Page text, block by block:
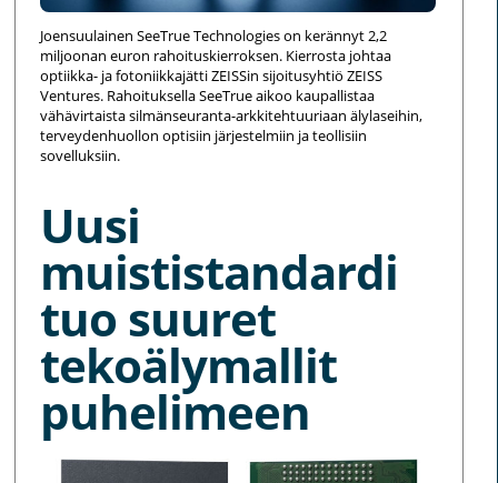
Joensuulainen SeeTrue Technologies on kerännyt 2,2
miljoonan euron rahoituskierroksen. Kierrosta johtaa
optiikka- ja fotoniikkajätti ZEISSin sijoitusyhtiö ZEISS
Ventures. Rahoituksella SeeTrue aikoo kaupallistaa
vähävirtaista silmänseuranta-arkkitehtuuriaan älylaseihin,
terveydenhuollon optisiin järjestelmiin ja teollisiin
sovelluksiin.
Uusi
muististandardi
tuo suuret
tekoälymallit
puhelimeen